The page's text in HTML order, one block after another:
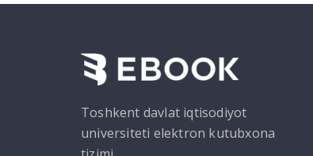
Toshkent davlat iqtisodiyot
universiteti elektron kutubxona